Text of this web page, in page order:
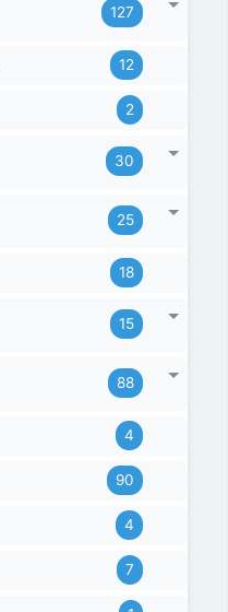
127
12
2
30
25
18
15
88
4
90
4
7